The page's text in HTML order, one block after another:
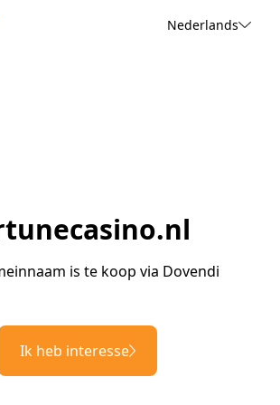
Nederlands
is te koop via Dovendi
Ik heb interesse